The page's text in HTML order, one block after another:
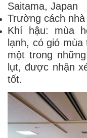
Saitama, Japan
Trường cách
Khí hậu: mùa
lạnh, có gió
một trong
lụt, được nhận
tốt.